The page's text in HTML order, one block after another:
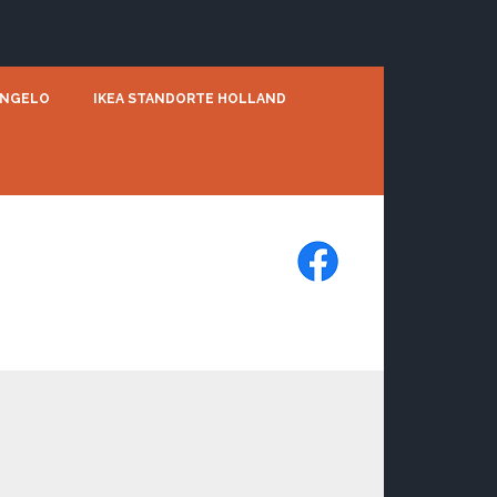
IKEA STANDORTE HOLLAND